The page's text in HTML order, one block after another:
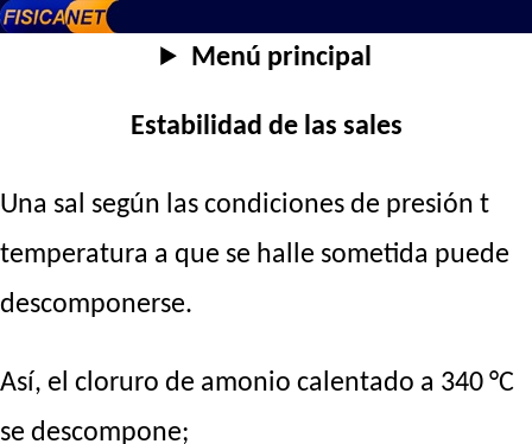
Menú principal
Estabilidad de las sales
Una sal según las condiciones de presión t
temperatura a que se halle sometida puede
descomponerse.
Así, el cloruro de amonio calentado a 340 °C
se descompone;